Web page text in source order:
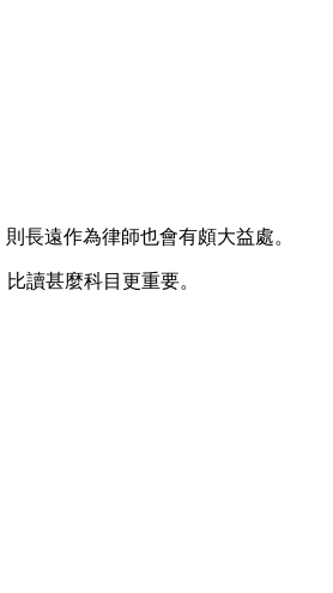
長遠作為律師也會有頗大益處。
讀甚麼科目更重要。